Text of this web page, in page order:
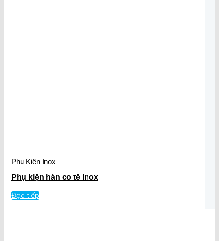
Phụ Kiện Inox
Phụ kiện hàn co tê inox
Đọc tiếp